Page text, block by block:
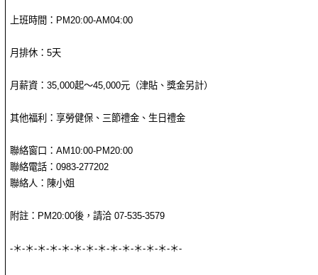
上班時間：PM20:00-AM04:00
月排休：5天
月薪資：35,000起～45,000元（津貼、獎金另計）
其他福利：享勞健保、三節禮金、生日禮金
聯絡窗口：AM10:00-PM20:00
聯絡電話：0983-277202
聯絡人：陳小姐
附註：PM20:00後，請洽 07-535-3579
-＊-＊-＊-＊-＊-＊-＊-＊-＊-＊-＊-＊-＊-＊-